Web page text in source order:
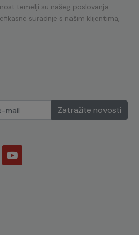
temelji su našeg poslovanja.
suradnje s našim klijentima,
Zatražite novosti